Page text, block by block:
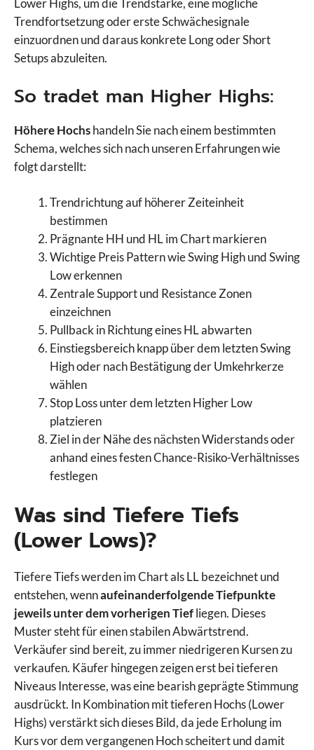
Lower Highs, um die Trendstärke, eine mögliche
Trendfortsetzung oder erste Schwächesignale
einzuordnen und daraus konkrete Long oder Short
Setups abzuleiten.
So tradet man Higher Highs:
Höhere Hochshandeln Sie nach einem bestimmten
Schema, welches sich nach unseren Erfahrungen wie
folgt darstellt:
Trendrichtung auf höherer Zeiteinheit
bestimmen
Prägnante HH und HL im Chart markieren
Wichtige Preis Pattern wie Swing High und Swing
Low erkennen
Zentrale Support und Resistance Zonen
einzeichnen
Pullback in Richtung eines HL abwarten
Einstiegsbereich knapp über dem letzten Swing
High oder nach Bestätigung der Umkehrkerze
wählen
Stop Loss unter dem letzten Higher Low
platzieren
Ziel in der Nähe des nächsten Widerstands oder
anhand eines festen Chance-Risiko-Verhältnisses
festlegen
Was sind Tiefere Tiefs
(Lower Lows)?
Tiefere Tiefs werden im Chart als LL bezeichnet und
entstehen, wennaufeinanderfolgende Tiefpunkte
jeweils unter dem vorherigen Tiefliegen. Dieses
Muster steht für einen stabilen Abwärtstrend.
Verkäufer sind bereit, zu immer niedrigeren Kursen zu
verkaufen. Käufer hingegen zeigen erst bei tieferen
Niveaus Interesse, was eine bearish geprägte Stimmung
ausdrückt. In Kombination mit tieferen Hochs (Lower
Highs) verstärkt sich dieses Bild, da jede Erholung im
Kurs vor dem vergangenen Hoch scheitert und damit